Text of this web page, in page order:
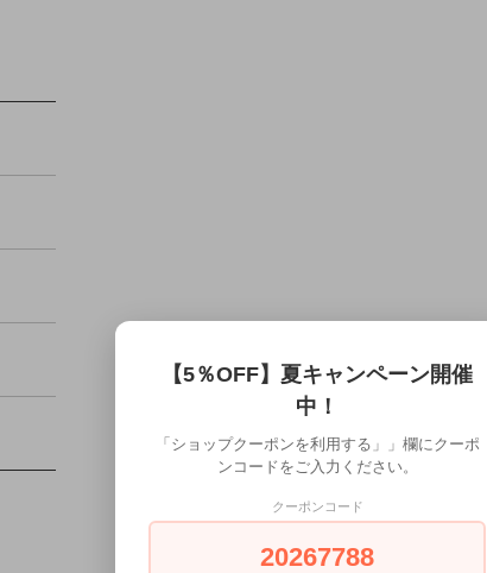
【5％OFF】夏キャンペーン開催
中！
「ショップクーポンを利用する」」欄にクーポ
ンコードをご入力ください。
クーポンコード
20267788